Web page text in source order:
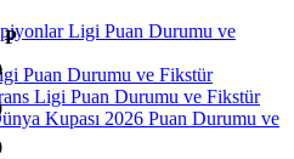
Ligi Puan Durumu ve
Puan Durumu ve Fikstür
Ligi Puan Durumu ve Fikstür
Kupası 2026 Puan Durumu ve
P